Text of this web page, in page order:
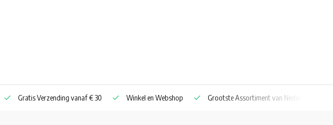
Gratis Verzending vanaf € 30 Winkel en Webshop Grootste Assortiment van Nederland &